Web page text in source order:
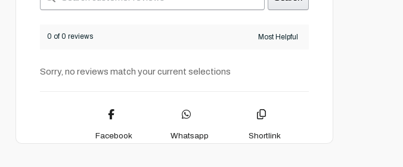
0 of 0 reviews
Sorry, no reviews match your current selections
Facebook Whatsapp Shortlink